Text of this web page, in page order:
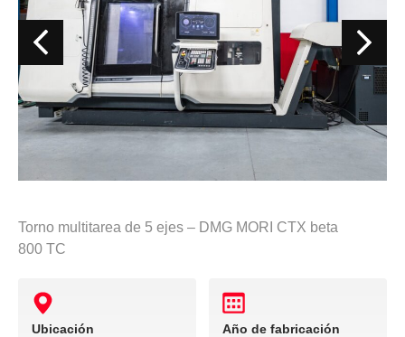
Torno multitarea de 5 ejes – DMG MORI CTX beta
800 TC
Ubicación
Año de fabricación